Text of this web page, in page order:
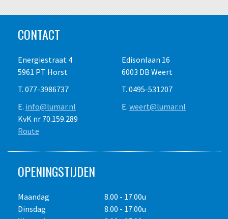
CONTACT
Energiestraat 4
5961 PT Horst
T. 077-3986737
E. info@lumar.nl
Edisonlaan 16
6003 DB Weert
T. 0495-531207
E. weert@lumar.nl
KvK nr 70.159.289
Route
OPENINGSTIJDEN
Maandag
Dinsdag
8.00 - 17.00u
8.00 - 17.00u